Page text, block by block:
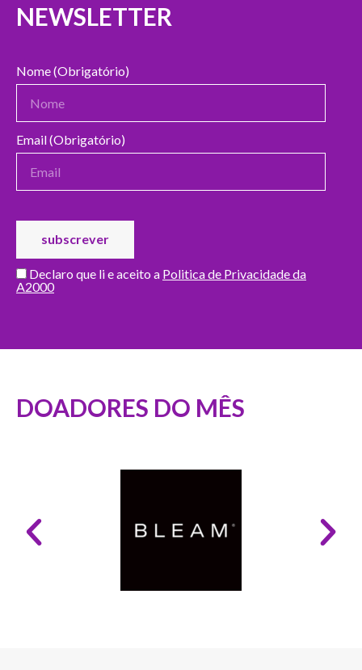
NEWSLETTER
Nome (Obrigatório)
Email (Obrigatório)
Declaro que li e aceito a Politica de Privacidade da
A2000
DOADORES DO MÊS